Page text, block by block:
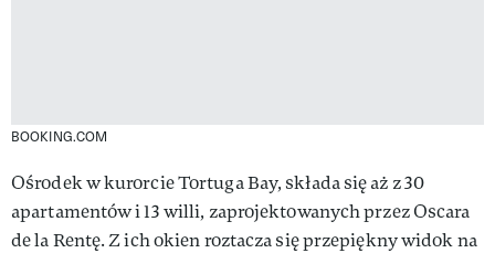
BOOKING.COM
Ośrodek w kurorcie Tortuga Bay, składa się aż z 30
apartamentów i 13 willi, zaprojektowanych przez Oscara
de la Rentę. Z ich okien roztacza się przepiękny widok na